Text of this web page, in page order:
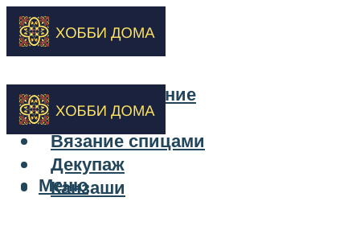
Бисероплетение
Вышивка
Вязание спицами
Декупаж
Канзаши
Меню